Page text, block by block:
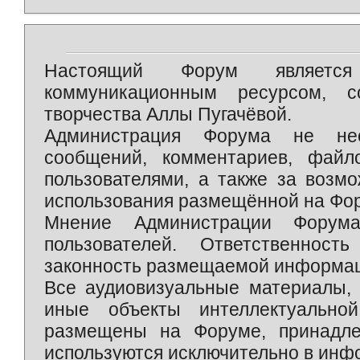
Настоящий Форум является
коммуникационным ресурсом,
творчества Аллы Пугачёвой.
Администрация Форума не
сообщений, комментариев,
пользователями, а также за
использования размещённой на
Мнение Администрации
пользователей.
законность размещаемой
Все аудиовизуальные
иные объекты
размещены на Форуме,
используются исключительно в